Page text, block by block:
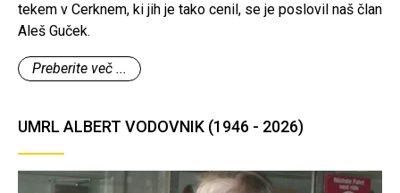
tekem v Cerknem, ki jih je tako cenil, se je poslovil naš član
Aleš Guček.
Preberite več ...
UMRL ALBERT VODOVNIK (1946 - 2026)